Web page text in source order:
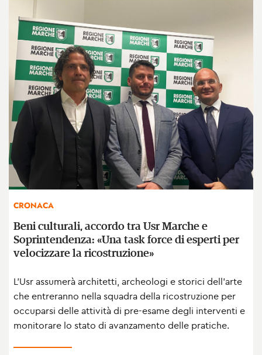
CRONACA
Beni culturali, accordo tra Usr Marche e
Soprintendenza: «Una task force di esperti per
velocizzare la ricostruzione»
L’Usr assumerà architetti, archeologi e storici dell’arte
che entreranno nella squadra della ricostruzione per
occuparsi delle attività di pre-esame degli interventi e
monitorare lo stato di avanzamento delle pratiche.